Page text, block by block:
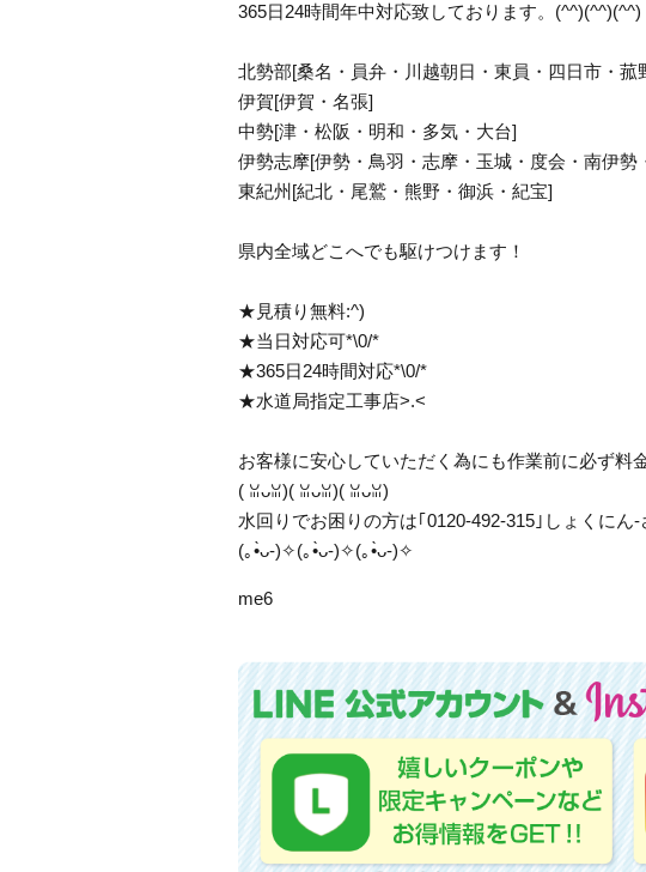
365日24時間年中対応致しております。(^^)(^^)(^^)
北勢部[桑名・員弁・川越朝日・東員・四日市・菰
伊賀[伊賀・名張]
中勢[津・松阪・明和・多気・大台]
伊勢志摩[伊勢・鳥羽・志摩・玉城・度会・南伊勢
東紀州[紀北・尾鷲・熊野・御浜・紀宝]
県内全域どこへでも駆けつけます！
★見積り無料:^)
★当日対応可*\0/*
★365日24時間対応*\0/*
★水道局指定工事店>.<
お客様に安心していただく為にも作業前に必ず料
( ꈍᴗꈍ)( ꈍᴗꈍ)( ꈍᴗꈍ)
水回りでお困りの方は｢0120-492-315｣しょくにん-
(｡•̀ᴗ-)✧(｡•̀ᴗ-)✧(｡•̀ᴗ-)✧
me6